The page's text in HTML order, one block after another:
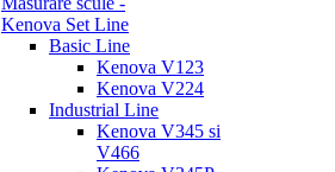
Kenova Set Line
Basic Line
Kenova V123
Kenova V224
Industrial Line
Kenova V345 si
V466